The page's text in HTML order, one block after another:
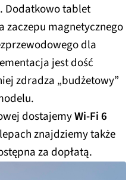
Dodatkowo tablet
magnetycznego
dla
jest dość
zdradza „budżetowy”
dostajemyWi-Fi 6
znajdziemy także
za dopłatą.